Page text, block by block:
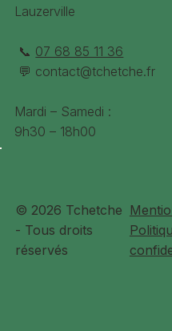
Lauzerville
📞 07 68 85 11 36
💬 contact@tchetche.fr
Mardi – Samedi :
9h30 – 18h00
© 2026 Tchetche
- Tous droits
réservés